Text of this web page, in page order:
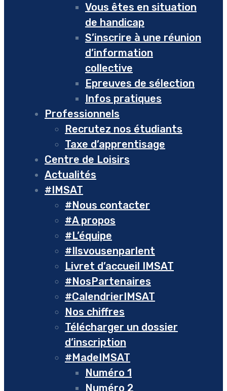
Vous êtes en situation
de handicap
S’inscrire à une réunion
d’information
collective
Epreuves de sélection
Infos pratiques
Professionnels
Recrutez nos étudiants
Taxe d’apprentisage
Centre de Loisirs
Actualités
#IMSAT
#Nous contacter
#A propos
#L’équipe
#Ilsvousenparlent
Livret d’accueil IMSAT
#NosPartenaires
#CalendrierIMSAT
Nos chiffres
Télécharger un dossier
d’inscription
#MadeIMSAT
Numéro 1
Numéro 2